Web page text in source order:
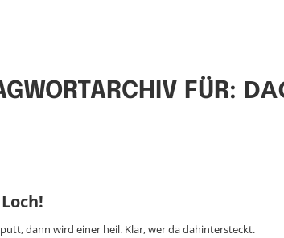
FÜR:
dann wird einer heil. Klar, wer da dahintersteckt.